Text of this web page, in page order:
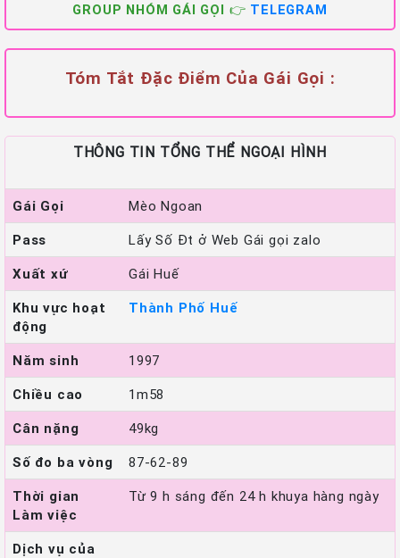
GROUP NHÓM GÁI GỌI 👉 TELEGRAM
Tóm Tắt Đặc Điểm Của Gái Gọi :
THÔNG TIN TỔNG THỂ NGOẠI HÌNH
Gái Gọi
Mèo Ngoan
Pass
Lấy Số Đt ở Web Gái gọi zalo
Xuất xứ
Gái Huế
Khu vực hoạt
động
Thành Phố Huế
Năm sinh
1997
Chiều cao
1m58
Cân nặng
49kg
Số đo ba vòng
87-62-89
Thời gian
Làm việc
Từ 9 h sáng đến 24 h khuya hàng ngày
Dịch vụ của